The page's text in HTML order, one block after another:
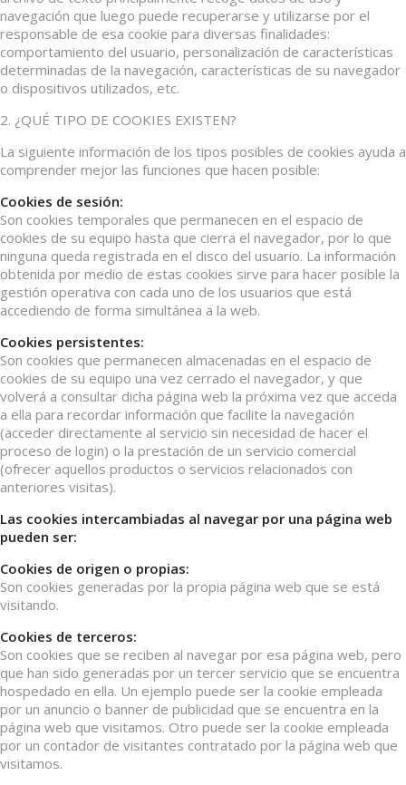
navegación que luego puede recuperarse y utilizarse por el
responsable de esa cookie para diversas finalidades:
comportamiento del usuario, personalización de características
determinadas de la navegación, características de su navegador
o dispositivos utilizados, etc.
2. ¿QUÉ TIPO DE COOKIES EXISTEN?
La siguiente información de los tipos posibles de cookies ayuda a
comprender mejor las funciones que hacen posible:
Cookies de sesión:
Son cookies temporales que permanecen en el espacio de
cookies de su equipo hasta que cierra el navegador, por lo que
ninguna queda registrada en el disco del usuario. La información
obtenida por medio de estas cookies sirve para hacer posible la
gestión operativa con cada uno de los usuarios que está
accediendo de forma simultánea a la web.
Cookies persistentes:
Son cookies que permanecen almacenadas en el espacio de
cookies de su equipo una vez cerrado el navegador, y que
volverá a consultar dicha página web la próxima vez que acceda
a ella para recordar información que facilite la navegación
(acceder directamente al servicio sin necesidad de hacer el
proceso de login) o la prestación de un servicio comercial
(ofrecer aquellos productos o servicios relacionados con
anteriores visitas).
Las cookies intercambiadas al navegar por una página web
pueden ser:
Cookies de origen o propias:
Son cookies generadas por la propia página web que se está
visitando.
Cookies de terceros:
Son cookies que se reciben al navegar por esa página web, pero
que han sido generadas por un tercer servicio que se encuentra
hospedado en ella. Un ejemplo puede ser la cookie empleada
por un anuncio o banner de publicidad que se encuentra en la
página web que visitamos. Otro puede ser la cookie empleada
por un contador de visitantes contratado por la página web que
visitamos.